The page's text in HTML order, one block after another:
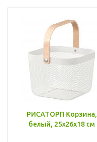
РИСАТОРП Корзина,
белый, 25x26x18 см